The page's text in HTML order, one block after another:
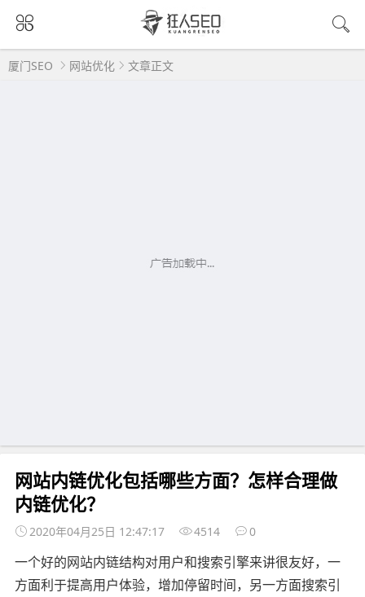
厦门SEO 网站优化 文章正文
网站内链优化包括哪些方面？怎样合理做
内链优化？
2020年04月25日 12:47:17 4514 0
一个好的网站内链结构对用户和搜索引擎来讲很友好，一
方面利于提高用户体验，增加停留时间，另一方面搜索引